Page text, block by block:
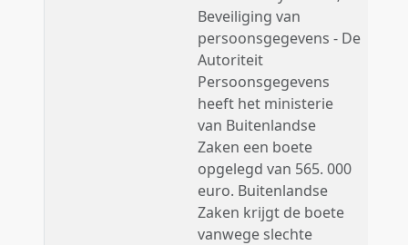
Beveiliging van
persoonsgegevens - De
Autoriteit
Persoonsgegevens
heeft het ministerie
van Buitenlandse
Zaken een boete
opgelegd van 565. 000
euro. Buitenlandse
Zaken krijgt de boete
vanwege slechte